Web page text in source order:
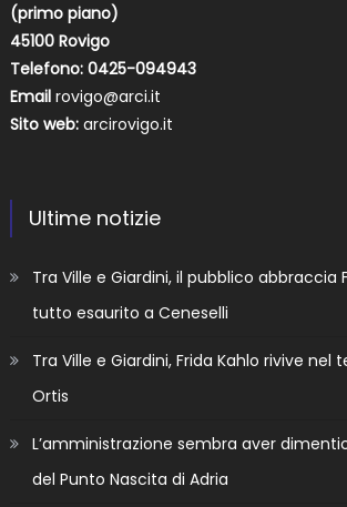
(primo piano)
45100 Rovigo
Telefono: 0425-094943
Email rovigo@arci.it
Sito web: arcirovigo.it
Ultime notizie
Tra Ville e Giardini, il pubblico abbraccia
tutto esaurito a Ceneselli
Tra Ville e Giardini, Frida Kahlo rivive nel
Ortis
L’amministrazione sembra aver
del Punto Nascita di Adria